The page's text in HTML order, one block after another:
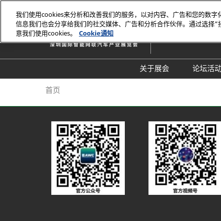
接
跳
转
容
2026年10月27-29日
深圳国际会展中心
关于展会
展会概览
展品范围
展馆平面图
交通住宿
常见问题解答（Q
论坛活
往
首页
我们使用cookies来分析和改善我们的服务，以对内容、广告和您的数
信息我们也会分享给我们的社交媒体、广告和分析合作伙伴。通过选择
意我们使用cookies。
Cookie通知